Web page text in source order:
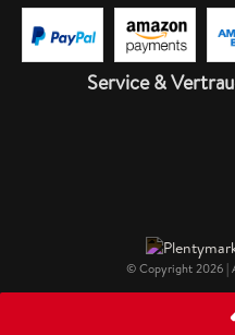
Service &
© Copyright 2026 |